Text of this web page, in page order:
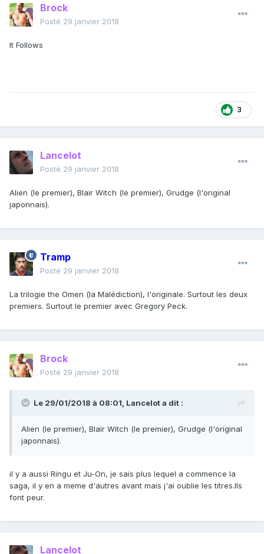
Brock
Posté 29 janvier 2018
It Follows
3
Lancelot
Posté 29 janvier 2018
Alien (le premier), Blair Witch (le premier), Grudge (l'original
japonnais).
Tramp
Posté 29 janvier 2018
La trilogie the Omen (la Malédiction), l'originale. Surtout les deux
premiers. Surtout le premier avec Gregory Peck.
Brock
Posté 29 janvier 2018
Le 29/01/2018 à 08:01, Lancelota dit :
Alien (le premier), Blair Witch (le premier), Grudge (l'original
japonnais).
il y a aussi Ringu et Ju-On, je sais plus lequel a commence la
saga, il y en a meme d'autres avant mais j'ai oublie les titres.Ils
font peur.
Lancelot